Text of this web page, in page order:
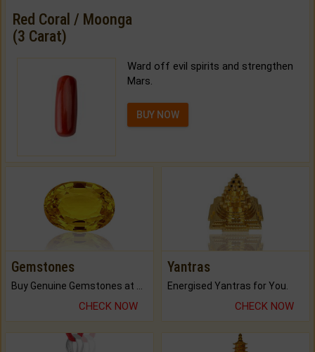
Red Coral / Moonga
(3 Carat)
Ward off evil spirits and strengthen
Mars.
BUY NOW
Gemstones
CHECK NOW
Yantras
Energised Yantras for You.
CHECK NOW